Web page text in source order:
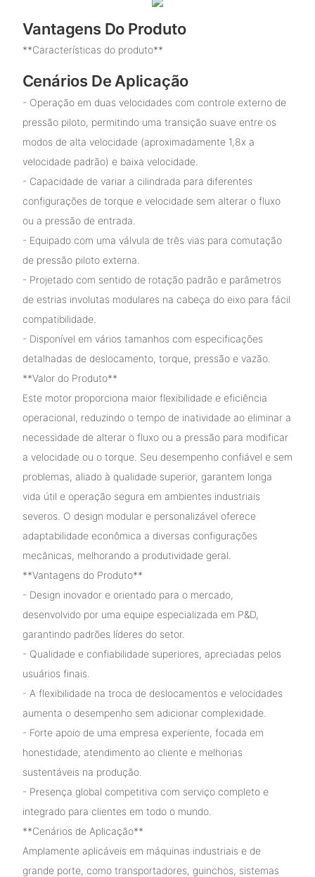
Vantagens Do Produto
**Características do produto**
Cenários De Aplicação
- Operação em duas velocidades com controle externo de
pressão piloto, permitindo uma transição suave entre os
modos de alta velocidade (aproximadamente 1,8x a
velocidade padrão) e baixa velocidade.
- Capacidade de variar a cilindrada para diferentes
configurações de torque e velocidade sem alterar o fluxo
ou a pressão de entrada.
- Equipado com uma válvula de três vias para comutação
de pressão piloto externa.
- Projetado com sentido de rotação padrão e parâmetros
de estrias involutas modulares na cabeça do eixo para fácil
compatibilidade.
- Disponível em vários tamanhos com especificações
detalhadas de deslocamento, torque, pressão e vazão.
**Valor do Produto**
Este motor proporciona maior flexibilidade e eficiência
operacional, reduzindo o tempo de inatividade ao eliminar a
necessidade de alterar o fluxo ou a pressão para modificar
a velocidade ou o torque. Seu desempenho confiável e sem
problemas, aliado à qualidade superior, garantem longa
vida útil e operação segura em ambientes industriais
severos. O design modular e personalizável oferece
adaptabilidade econômica a diversas configurações
mecânicas, melhorando a produtividade geral.
**Vantagens do Produto**
- Design inovador e orientado para o mercado,
desenvolvido por uma equipe especializada em P&D,
garantindo padrões líderes do setor.
- Qualidade e confiabilidade superiores, apreciadas pelos
usuários finais.
- A flexibilidade na troca de deslocamentos e velocidades
aumenta o desempenho sem adicionar complexidade.
- Forte apoio de uma empresa experiente, focada em
honestidade, atendimento ao cliente e melhorias
sustentáveis ​​na produção.
- Presença global competitiva com serviço completo e
integrado para clientes em todo o mundo.
**Cenários de Aplicação**
Amplamente aplicáveis ​​em máquinas industriais e de
grande porte, como transportadores, guinchos, sistemas